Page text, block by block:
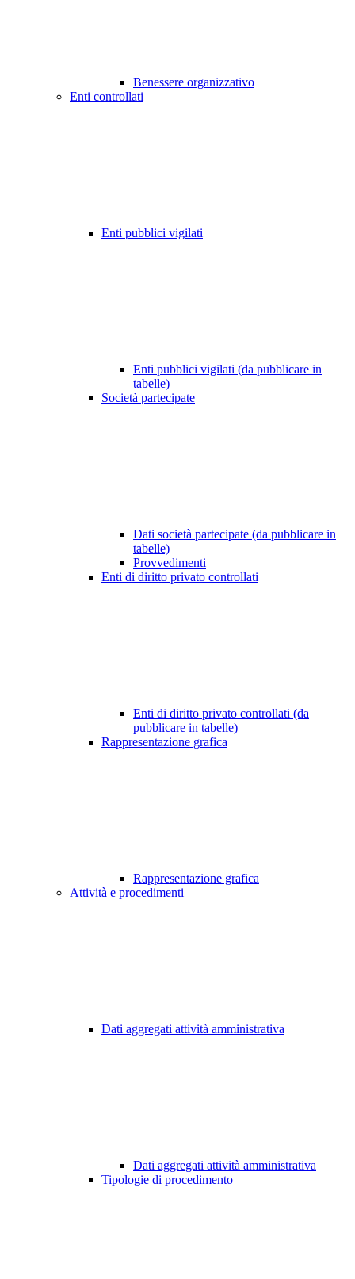
Benessere organizzativo
Enti controllati
Enti pubblici vigilati
Enti pubblici vigilati (da pubblicare in
tabelle)
Società partecipate
Dati società partecipate (da pubblicare in
tabelle)
Provvedimenti
Enti di diritto privato controllati
Enti di diritto privato controllati (da
pubblicare in tabelle)
Rappresentazione grafica
Rappresentazione grafica
Attività e procedimenti
Dati aggregati attività amministrativa
Dati aggregati attività amministrativa
Tipologie di procedimento